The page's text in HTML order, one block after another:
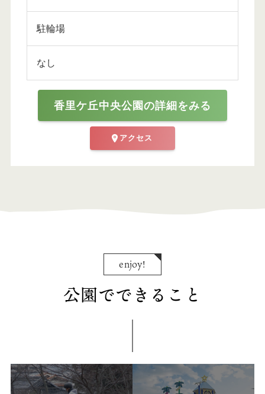
駐輪場
なし
香里ケ丘中央公園の詳細をみる
アクセス
enjoy!
公園でできること